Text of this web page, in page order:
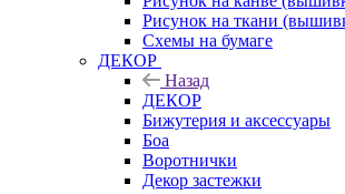
Рисунок на ткани
Схемы на бумаге
ДЕКОР
Назад
ДЕКОР
Бижутерия и аксессуары
Боа
Воротнички
Декор застежки